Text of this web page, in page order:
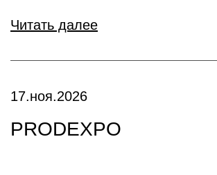
Читать далее
17.ноя.2026
PRODEXPO